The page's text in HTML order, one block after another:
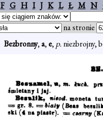
F G H I J K L Ł M N
na stronie
Bezbronny,a,e, p.niezbrojny,